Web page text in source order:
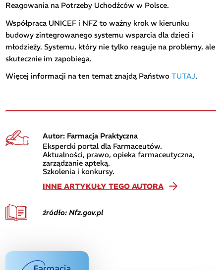
Reagowania na Potrzeby Uchodźców w Polsce.
Współpraca UNICEF i NFZ to ważny krok w kierunku
budowy zintegrowanego systemu wsparcia dla dzieci i
młodzieży. Systemu, który nie tylko reaguje na problemy, ale
skutecznie im zapobiega.
Więcej informacji na ten temat znajdą PaństwoTUTAJ.
Autor: Farmacja Praktyczna
Ekspercki portal dla Farmaceutów.
Aktualności, prawo, opieka farmaceutyczna,
zarządzanie apteką.
Szkolenia i konkursy.
INNE ARTYKUŁY TEGO AUTORA
źródło: Nfz.gov.pl